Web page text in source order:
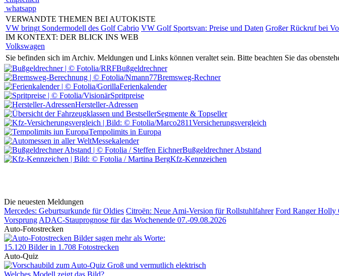
whatsapp
VERWANDTE THEMEN BEI AUTOKISTE
VW bringt Sondermodell des Golf Cabrio VW Golf Sportsvan: Preise und Daten Großer Rückruf bei
IM KONTEXT: DER BLICK INS WEB
Volkswagen
Sie befinden sich im Archiv. Meldungen und Links können veraltet sein. Bitte beachten Sie das
Bußgeldrechner
Bremsweg-Rechner
Ferienkalender
Spritpreise
Hersteller-Adressen
Segmente & Topseller
Versicherungsvergleich
Tempolimits in Europa
Messekalender
Bußgeldrechner Abstand
Kfz-Kennzeichen
Die neuesten Meldungen
Mercedes: Geburtsurkunde für Oldies Citroën: Neue Ami-Version für Rollstuhlfahrer Ford Ranger Holly
Vorsprung ADAC-Stauprognose für das Wochenende 07.-09.08.2026
Auto-Fotostrecken
Bilder sagen mehr als Worte:
15.120 Bilder in 1.708 Fotostrecken
Auto-Quiz
Groß und vermutlich elektrisch
Welches Modell zeigt das Bild?